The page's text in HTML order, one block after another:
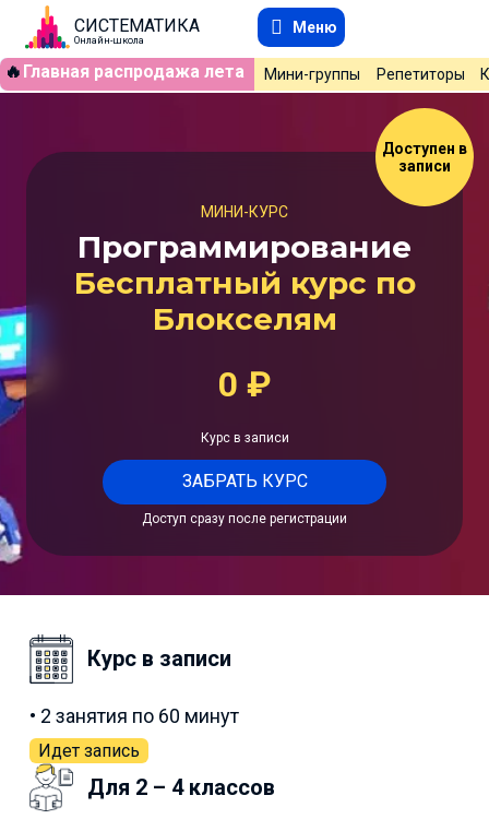
СИСТЕМАТИКА
Онлайн-школа
Меню
🔥 Главная распродажа лета Мини-группы Репетиторы
Доступен в
записи
МИНИ-КУРС
Программирование
Бесплатный курс по
Блокселям
0 ₽
Курс в записи
ЗАБРАТЬ КУРС
Доступ сразу после регистрации
Курс в записи
• 2 занятия по 60 минут
Идет запись
Для 2 – 4 классов